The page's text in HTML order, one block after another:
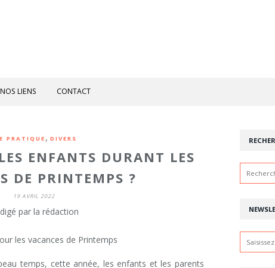
NOS LIENS CONTACT
PRATIQUE , DIVERS
ENFANTS DURANT LES
DE PRINTEMPS ?
19 AVRIL 2022
par la rédaction
temps, cette année, les enfants et les parents